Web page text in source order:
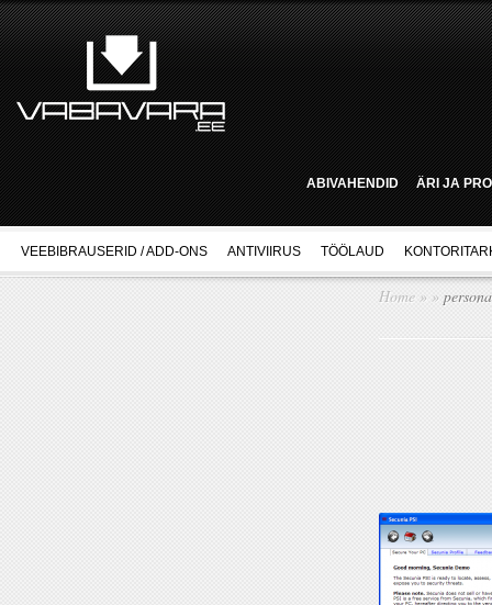
ABIVAHENDID ÄRI JA
VEEBIBRAUSERID / ADD-ONS ANTIVIIRUS TÖÖLAUD
Home » »